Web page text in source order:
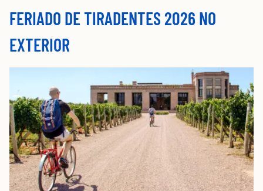
FERIADO DE TIRADENTES 2026 NO
EXTERIOR